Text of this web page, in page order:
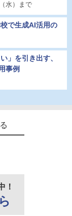
水）まで
で生成AI活用の
」を引き出す、
事例
！